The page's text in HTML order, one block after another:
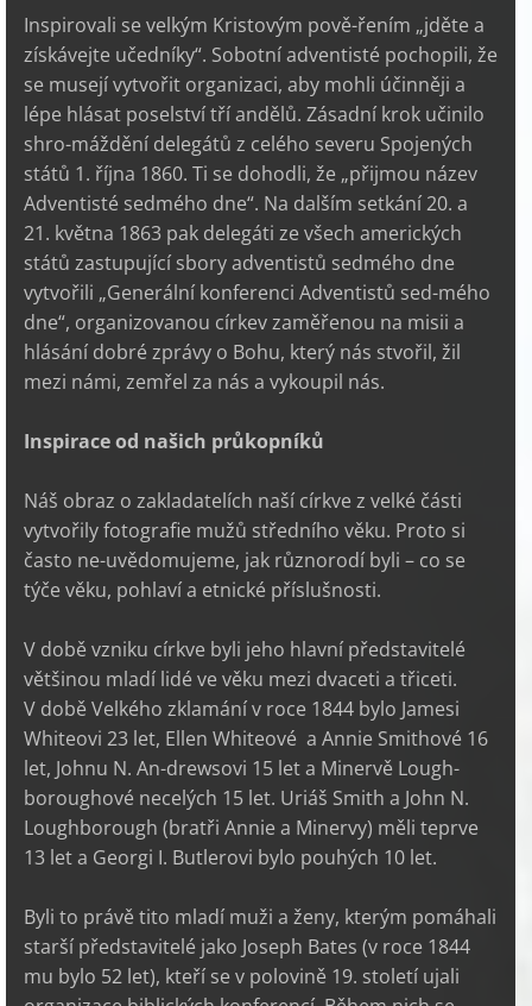
Inspirovali se velkým Kristovým pově-řením „jděte a
získávejte učedníky“. Sobotní adventisté pochopili, že
se musejí vytvořit organizaci, aby mohli účinněji a
lépe hlásat poselství tří andělů. Zásadní krok učinilo
shro-máždění delegátů z celého severu Spojených
států 1. října 1860. Ti se dohodli, že „přijmou název
Adventisté sedmého dne“. Na dalším setkání 20. a
21. května 1863 pak delegáti ze všech amerických
států zastupující sbory adventistů sedmého dne
vytvořili „Generální konferenci Adventistů sed-mého
dne“, organizovanou církev zaměřenou na misii a
hlásání dobré zprávy o Bohu, který nás stvořil, žil
mezi námi, zemřel za nás a vykoupil nás.
Inspirace od našich průkopníků
Náš obraz o zakladatelích naší církve z velké části
vytvořily fotografie mužů středního věku. Proto si
často ne-uvědomujeme, jak různorodí byli – co se
týče věku, pohlaví a etnické příslušnosti.
V době vzniku církve byli jeho hlavní představitelé
většinou mladí lidé ve věku mezi dvaceti a třiceti.
V době Velkého zklamání v roce 1844 bylo Jamesi
Whiteovi 23 let, Ellen Whiteové a Annie Smithové 16
let, Johnu N. An-drewsovi 15 let a Minervě Lough-
boroughové necelých 15 let. Uriáš Smith a John N.
Loughborough (bratři Annie a Minervy) měli teprve
13 let a Georgi I. Butlerovi bylo pouhých 10 let.
Byli to právě tito mladí muži a ženy, kterým pomáhali
starší představitelé jako Joseph Bates (v roce 1844
mu bylo 52 let), kteří se v polovině 19. století ujali